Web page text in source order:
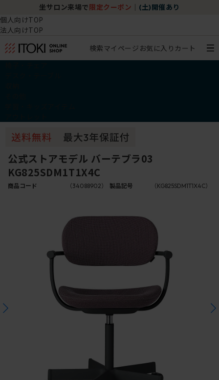
坐サロン来場で 限定クーポン (土)開催あり
個人向けTOP
法人向けTOP
検索マイページ お気に入り カート
公式ストアモデル バーテブラ03
KG825SDM1T1X4C
商品コード （34088902） 製品記号 （KG825SDM1T1X4C）